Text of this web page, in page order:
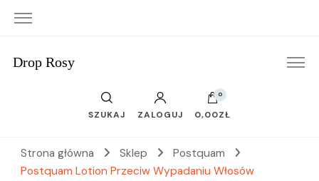
Drop Rosy
SZUKAJ ZALOGUJ
0
0,00ZŁ
Strona główna Sklep
Postquam
Postquam Lotion Przeciw Wypadaniu Włosów